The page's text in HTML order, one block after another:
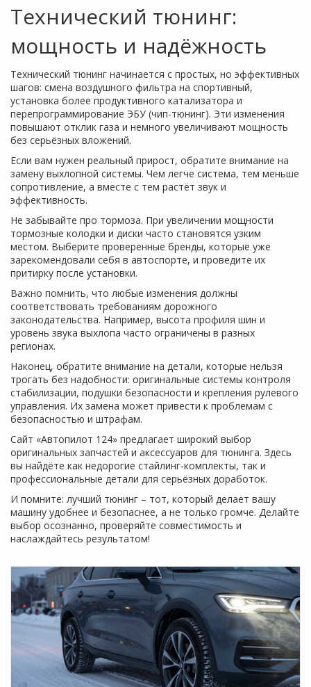
Технический тюнинг:
мощность и надёжность
Технический тюнинг начинается с простых, но эффективных
шагов: смена воздушного фильтра на спортивный,
установка более продуктивного катализатора и
перепрограммирование ЭБУ (чип-тюнинг). Эти изменения
повышают отклик газа и немного увеличивают мощность
без серьёзных вложений.
Если вам нужен реальный прирост, обратите внимание на
замену выхлопной системы. Чем легче система, тем меньше
сопротивление, а вместе с тем растёт звук и
эффективность.
Не забывайте про тормоза. При увеличении мощности
тормозные колодки и диски часто становятся узким
местом. Выберите проверенные бренды, которые уже
зарекомендовали себя в автоспорте, и проведите их
притирку после установки.
Важно помнить, что любые изменения должны
соответствовать требованиям дорожного
законодательства. Например, высота профиля шин и
уровень звука выхлопа часто ограничены в разных
регионах.
Наконец, обратите внимание на детали, которые нельзя
трогать без надобности: оригинальные системы контроля
стабилизации, подушки безопасности и крепления рулевого
управления. Их замена может привести к проблемам с
безопасностью и штрафам.
Сайт «Автопилот 124» предлагает широкий выбор
оригинальных запчастей и аксессуаров для тюнинга. Здесь
вы найдёте как недорогие стайлинг‑комплекты, так и
профессиональные детали для серьёзных доработок.
И помните: лучший тюнинг – тот, который делает вашу
машину удобнее и безопаснее, а не только громче. Делайте
выбор осознанно, проверяйте совместимость и
наслаждайтесь результатом!